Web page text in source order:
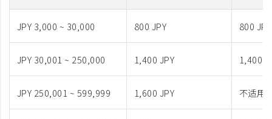
JPY 3,000 ~ 30,000 800 JPY 800 JPY
JPY 30,001 ~ 250,000 1,400 JPY 1,400
JPY 250,001 ~ 599,999 1,600 JPY 不适用